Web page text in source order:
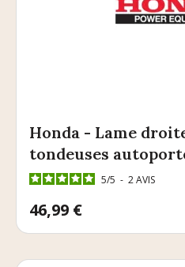
Honda - Lame
tondeuses
5/5 - 2AVIS
Prix
46,99 €